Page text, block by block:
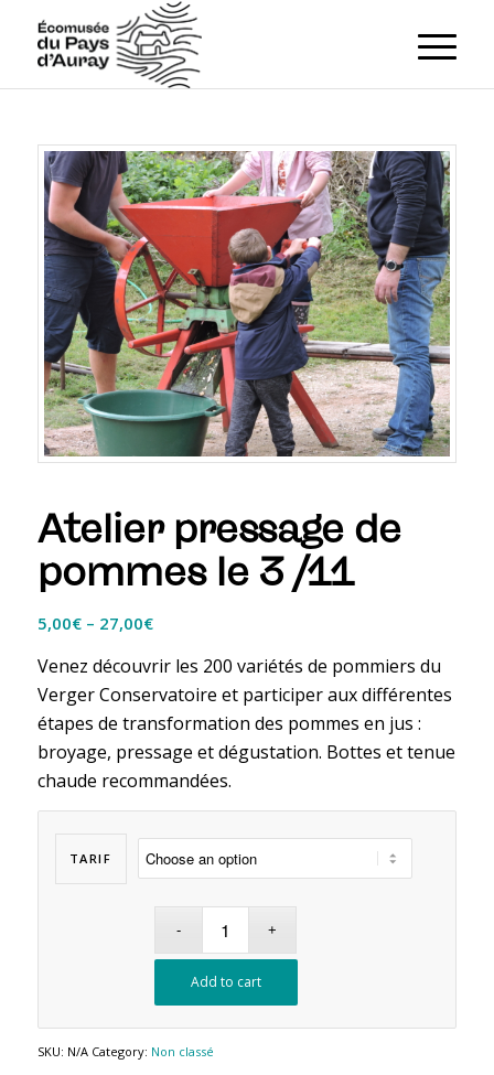
Atelier pressage de
pommes le 3 /11
5,00€– 27,00€
Venez découvrir les 200 variétés de pommiers du
Verger Conservatoire et participer aux différentes
étapes de transformation des pommes en jus :
broyage, pressage et dégustation. Bottes et tenue
chaude recommandées.
TARIF
Add to cart
SKU: N/A Category: Non classé